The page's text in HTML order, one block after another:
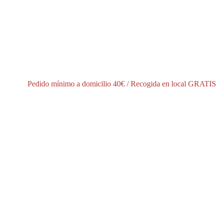
Pedido mínimo a domicilio 40€ / Recogida en local GRATIS